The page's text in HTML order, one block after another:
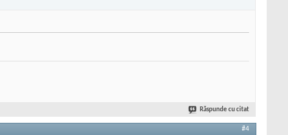
Răspunde cu citat
#4